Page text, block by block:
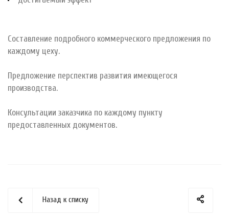
Составление подробного коммерческого предложения по
каждому цеху.
Предложение перспектив развития имеющегося
производства.
Консультации заказчика по каждому пункту
предоставленных документов.
Назад к списку